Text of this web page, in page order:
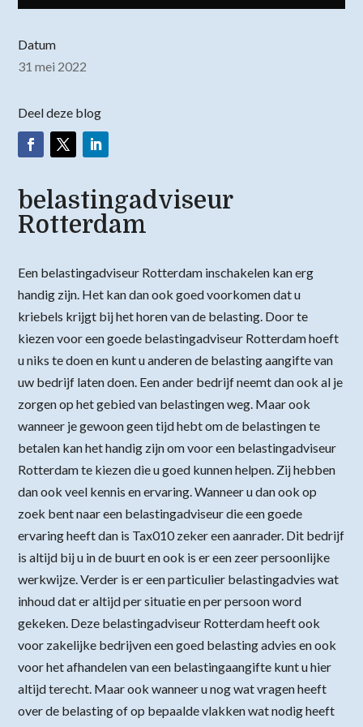
belastingadviseur
Rotterdam
Een belastingadviseur Rotterdam inschakelen kan erg
handig zijn. Het kan dan ook goed voorkomen dat u
kriebels krijgt bij het horen van de belasting. Door te
kiezen voor een goede belastingadviseur Rotterdam hoeft
u niks te doen en kunt u anderen de belasting aangifte van
uw bedrijf laten doen. Een ander bedrijf neemt dan ook al je
zorgen op het gebied van belastingen weg. Maar ook
wanneer je gewoon geen tijd hebt om de belastingen te
betalen kan het handig zijn om voor een belastingadviseur
Rotterdam te kiezen die u goed kunnen helpen. Zij hebben
dan ook veel kennis en ervaring. Wanneer u dan ook op
zoek bent naar een belastingadviseur die een goede
ervaring heeft dan is Tax010 zeker een aanrader. Dit bedrijf
is altijd bij u in de buurt en ook is er een zeer persoonlijke
werkwijze. Verder is er een particulier belastingadvies wat
inhoud dat er altijd per situatie en per persoon word
gekeken. Deze belastingadviseur Rotterdam heeft ook
voor zakelijke bedrijven een goed belasting advies en ook
voor het afhandelen van een belastingaangifte kunt u hier
altijd terecht. Maar ook wanneer u nog wat vragen heeft
over de belasting of op bepaalde vlakken wat nodig heeft
Datum
31 mei 2022
Deel deze blog